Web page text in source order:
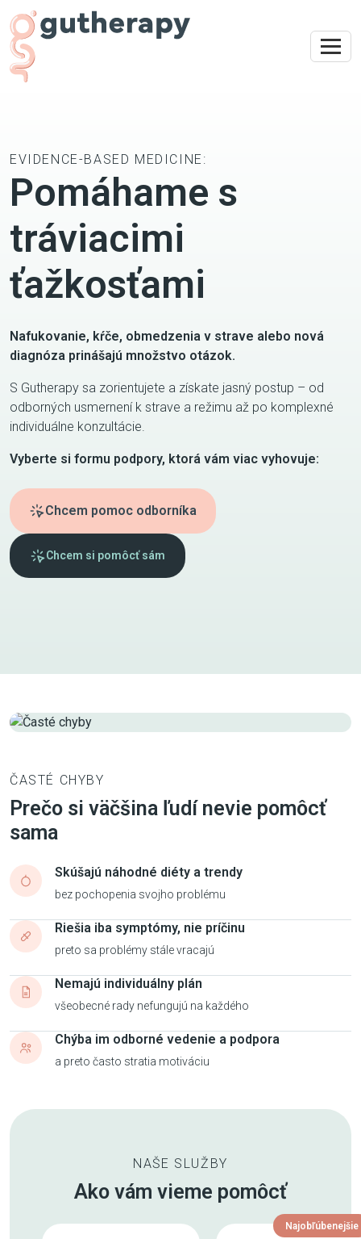
EVIDENCE-BASED MEDICINE:
Pomáhame s
tráviacimi
ťažkosťami
Nafukovanie, kŕče, obmedzenia v strave alebo nová
diagnóza prinášajú množstvo otázok.
S Gutherapy sa zorientujete a získate jasný postup – od
odborných usmernení k strave a režimu až po komplexné
individuálne konzultácie.
Vyberte si formu podpory, ktorá vám viac vyhovuje:
Chcem pomoc odborníka
Chcem si pomôcť sám
ČASTÉ CHYBY
Prečo si väčšina ľudí nevie pomôcť
sama
Skúšajú náhodné diéty a trendy
bez pochopenia svojho problému
Riešia iba symptómy, nie príčinu
preto sa problémy stále vracajú
Nemajú individuálny plán
všeobecné rady nefungujú na každého
Chýba im odborné vedenie a podpora
a preto často stratia motiváciu
NAŠE SLUŽBY
Ako vám vieme pomôcť
Najobľúbenejšie